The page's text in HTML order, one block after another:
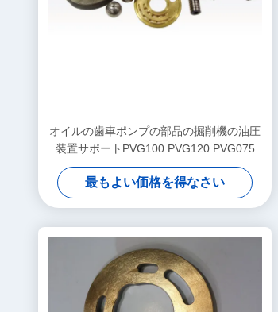
オイルの歯車ポンプの部品の掘削機の油圧
装置サポートPVG100 PVG120 PVG075
最もよい価格を得なさい